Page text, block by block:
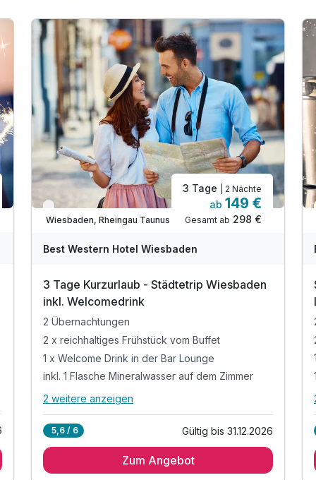
Verfügbar bis Dezember
Wiesbaden, Rheingau Taunus
3 Tage | 2 Nächte
ab 149 €
Gesamt ab 298 €
Best Western Hotel Wiesbaden
3 Tage Kurzurlaub - Städtetrip Wiesbaden
inkl. Welcomedrink
2 Übernachtungen
2 x reichhaltiges Frühstück vom Buffet
1 x Welcome Drink in der Bar Lounge
inkl. 1 Flasche Mineralwasser auf dem Zimmer
Alle Inklusivleistungen
2 x reichhaltiges Frühstück vom Buffet
2 weitere anzeigen
5,6 / 6 Gültig bis 31.12.2026
Zum Angebot